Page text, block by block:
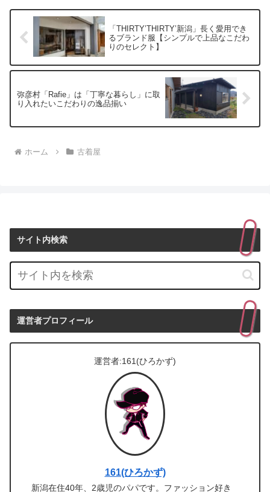
「THIRTY’THIRTY’新潟」長く愛用でき
るブランド服【シンプルで上品なこだわ
りのセレクト】
弥彦村「Rafie」は「丁寧な暮らし」に取
り入れたいこだわりの逸品揃い
ホーム 古着屋
サイト内検索
運営者プロフィール
運営者:161(ひろかず)
161(ひろかず)
新潟在住40年、2歳児のパパです。ファッション好き